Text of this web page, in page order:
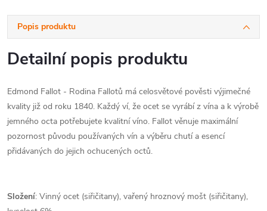
Popis produktu
Detailní popis produktu
Edmond Fallot - Rodina Fallotů má celosvětové pověsti výjimečné
kvality již od roku 1840. Každý ví, že ocet se vyrábí z vína a k výrobě
jemného octa potřebujete kvalitní víno. Fallot věnuje maximální
pozornost původu používaných vín a výběru chutí a esencí
přidávaných do jejich ochucených octů.
Složení: Vinný ocet (siřičitany), vařený hroznový mošt (siřičitany),